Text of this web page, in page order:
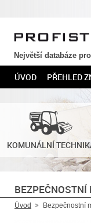
Největší databáze
ÚVOD PŘEHLED
KOMUNÁLNÍ
Úvod Bezpečnostní